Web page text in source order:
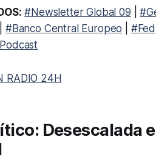
#Newsletter Global 09 |
#Banco Central Europeo #Fed
RADIO 24H
Desescalada